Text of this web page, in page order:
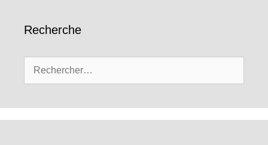
Recherche
Rechercher :